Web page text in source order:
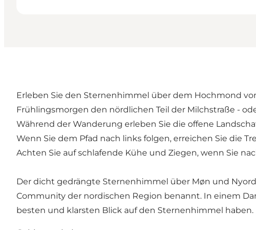
Erleben Sie den Sternenhimmel über dem Hochmond
Frühlingsmorgen den nördlichen Teil der Milchstraße -
Während der Wanderung erleben Sie die offene
Wenn Sie dem Pfad nach links folgen, erreichen Sie die
Achten Sie auf schlafende Kühe und Ziegen, wenn Sie
Der dicht gedrängte Sternenhimmel über Møn und
Community der nordischen Region benannt. In einem
besten und klarsten Blick auf den Sternenhimmel haben.